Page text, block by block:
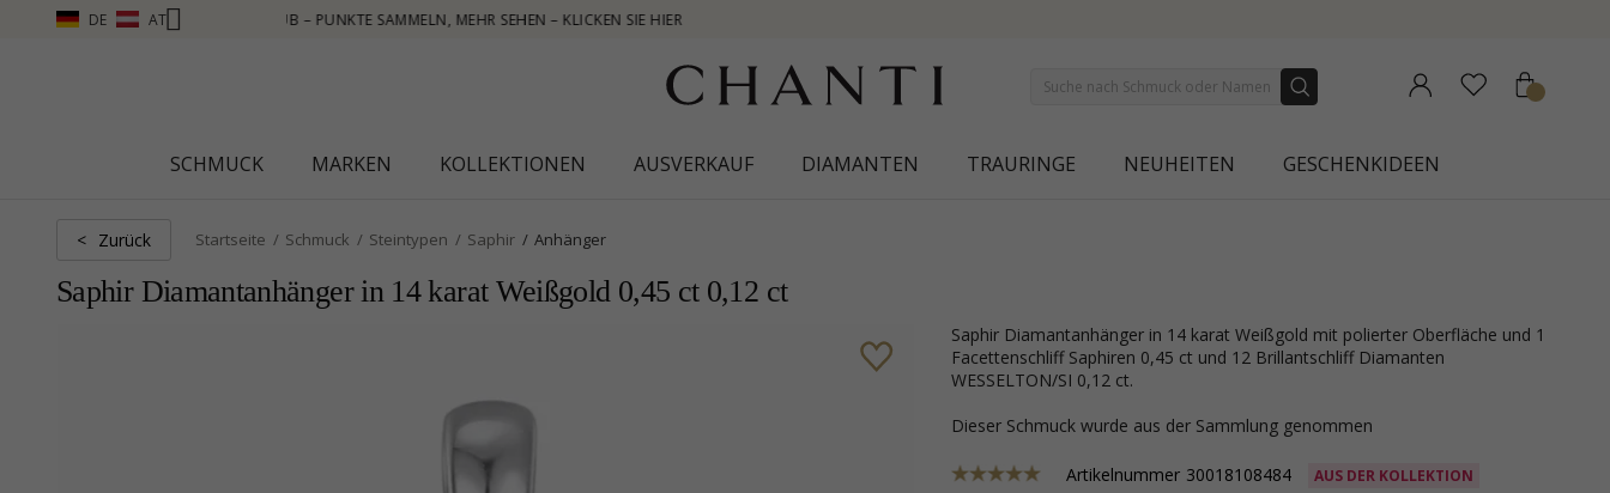
DE AT
– KLICKEN SIE HIER
SCHMUCK MARKEN KOLLEKTIONEN AUSVERKAUF DIAMANTEN TRAURINGE NEUHEITEN GESCHENKIDEEN
< Zurück Startseite Schmuck Steintypen Saphir Anhänger
Saphir Diamantanhänger in 14 karat Weißgold 0,45 ct 0,12 ct
Saphir Diamantanhänger in 14 karat Weißgold mit polierter Oberfläche und 1
Facettenschliff Saphiren 0,45 ct und 12 Brillantschliff Diamanten
WESSELTON/SI 0,12 ct.
Dieser Schmuck wurde aus der Sammlung genommen
Artikelnummer 30018108484 AUS DER KOLLEKTION